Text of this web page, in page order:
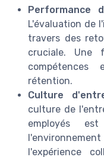
Performance
L'évaluation de
travers des
cruciale. Une
rétention.
Culture
culture de
employés
l'expérience